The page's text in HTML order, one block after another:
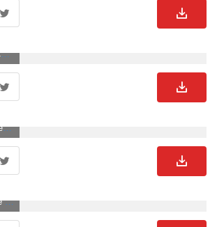
2500x1462 - Cute Couple Images - descargar HD mejor - digitalimagemakerworld.com. Wallpaper de parejas.
3492x2592 - Más de 15 fotos de Love Couples at Sunset, Couple Sunset Wallpapers. Imágen de parejas.
1125x2436 - Más de 30 nuevos fondos de pantalla / fondos de iPhone X Love para parejas en. Fondo para móvil de parejas.